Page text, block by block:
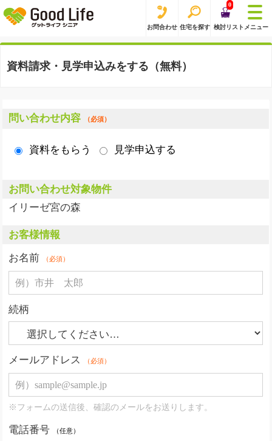
お問合わせ 住宅を探す
0
検討リスト メニュー
資料請求・見学申込みをする（無料）
問い合わせ内容 （必須）
資料をもらう 見学申込する
お問い合わせ対象物件
イリーゼ宮の森
お客様情報
お名前
（必須）
続柄
メールアドレス （必須）
※フォームの送信後、確認のメールをお送りします。
電話番号 （任意）